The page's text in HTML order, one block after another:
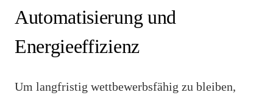
Automatisierung und
Energieeffizienz
Um langfristig wettbewerbsfähig zu bleiben,